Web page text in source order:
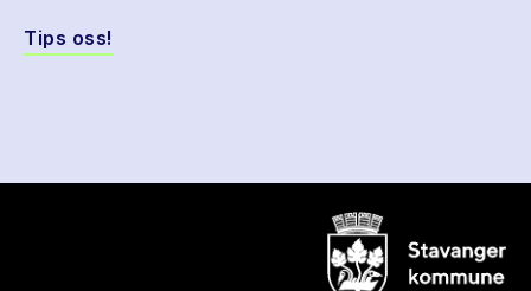
Tips oss!